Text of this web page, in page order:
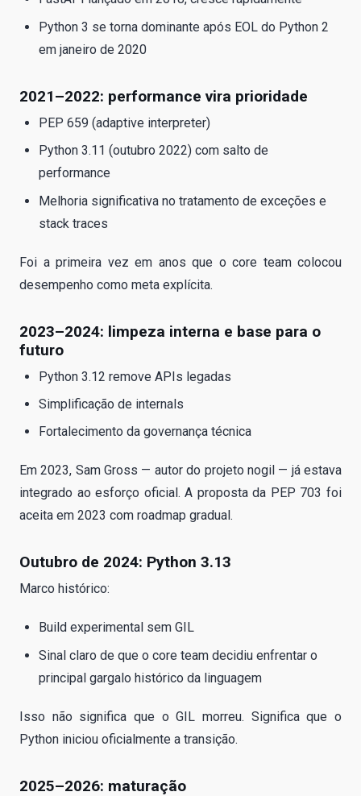
Python 3 se torna dominante após EOL do Python 2
em janeiro de 2020
2021–2022: performance vira prioridade
PEP 659 (adaptive interpreter)
Python 3.11 (outubro 2022) com salto de
performance
Melhoria significativa no tratamento de exceções e
stack traces
Foi a primeira vez em anos que o core team colocou
desempenho como meta explícita.
2023–2024: limpeza interna e base para o
futuro
Python 3.12 remove APIs legadas
Simplificação de internals
Fortalecimento da governança técnica
Em 2023, Sam Gross — autor do projeto nogil — já estava
integrado ao esforço oficial. A proposta da PEP 703 foi
aceita em 2023 com roadmap gradual.
Outubro de 2024: Python 3.13
Marco histórico:
Build experimental sem GIL
Sinal claro de que o core team decidiu enfrentar o
principal gargalo histórico da linguagem
Isso não significa que o GIL morreu. Significa que o
Python iniciou oficialmente a transição.
2025–2026: maturação